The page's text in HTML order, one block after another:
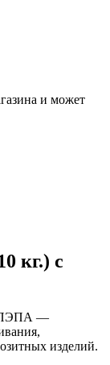
и может
кг.) с
ПЭПА —
изделий.